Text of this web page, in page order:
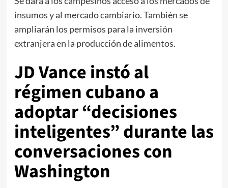
insumos y al mercado cambiario. También se
ampliarán los permisos para la inversión
extranjera en la producción de alimentos.
JD Vance instó al
régimen cubano a
adoptar “decisiones
inteligentes” durante las
conversaciones con
Washington